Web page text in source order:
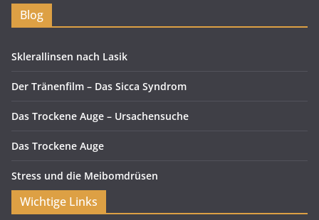
Blog
Sklerallinsen nach Lasik
Der Tränenfilm – Das Sicca Syndrom
Das Trockene Auge – Ursachensuche
Das Trockene Auge
Stress und die Meibomdrüsen
Wichtige Links